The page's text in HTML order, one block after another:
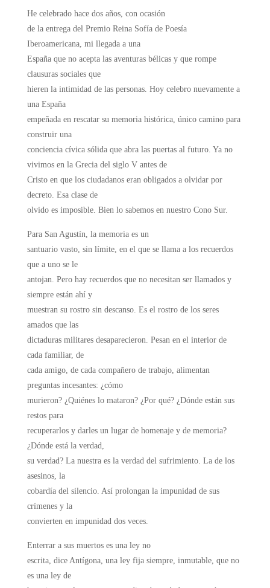
He celebrado hace dos años, con ocasión
de la entrega del Premio Reina Sofía de Poesía
Iberoamericana, mi llegada a una
España que no acepta las aventuras bélicas y que rompe
clausuras sociales que
hieren la intimidad de las personas. Hoy celebro nuevamente a
una España
empeñada en rescatar su memoria histórica, único camino para
construir una
conciencia cívica sólida que abra las puertas al futuro. Ya no
vivimos en la Grecia del siglo V antes de
Cristo en que los ciudadanos eran obligados a olvidar por
decreto. Esa clase de
olvido es imposible. Bien lo sabemos en nuestro Cono Sur.
Para San Agustín, la memoria es un
santuario vasto, sin límite, en el que se llama a los recuerdos
que a uno se le
antojan. Pero hay recuerdos que no necesitan ser llamados y
siempre están ahí y
muestran su rostro sin descanso. Es el rostro de los seres
amados que las
dictaduras militares desaparecieron. Pesan en el interior de
cada familiar, de
cada amigo, de cada compañero de trabajo, alimentan
preguntas incesantes: ¿cómo
murieron? ¿Quiénes lo mataron? ¿Por qué? ¿Dónde están sus
restos para
recuperarlos y darles un lugar de homenaje y de memoria?
¿Dónde está la verdad,
su verdad? La nuestra es la verdad del sufrimiento. La de los
asesinos, la
cobardía del silencio. Así prolongan la impunidad de sus
crímenes y la
convierten en impunidad dos veces.
Enterrar a sus muertos es una ley no
escrita, dice Antígona, una ley fija siempre, inmutable, que no
es una ley de